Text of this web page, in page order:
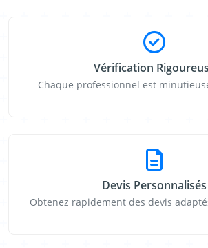
Vérification
Chaque professionnel est
Devis Personnalisés
Obtenez rapidement des devis